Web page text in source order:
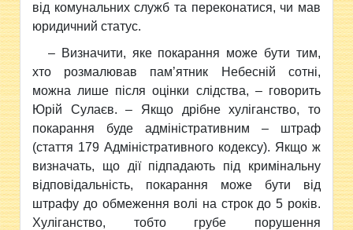
від комунальних служб та переконатися, чи мав
юридичний статус.
– Визначити, яке покарання може бути тим,
хто розмалював пам’ятник Небесній сотні,
можна лише після оцінки слідства, – говорить
Юрій Сулаєв. – Якщо дрібне хуліганство, то
покарання буде адміністративним – штраф
(стаття 179 Адміністративного кодексу). Якщо ж
визначать, що дії підпадають під кримінальну
відповідальність, покарання може бути від
штрафу до обмеження волі на строк до 5 років.
Хуліганство, тобто грубе порушення